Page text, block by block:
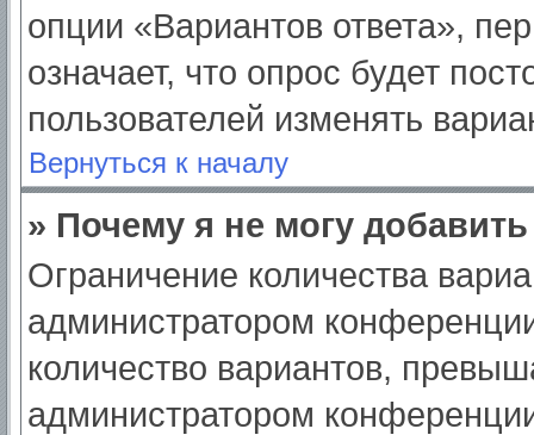
опции «Вариантов ответа»,
означает, что опрос будет
пользователей изменять
Вернуться к началу
» Почему я не могу
Ограничение количества
администратором
количество вариантов,
администратором